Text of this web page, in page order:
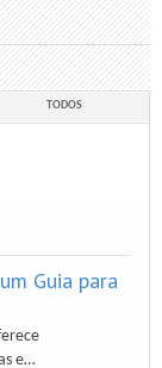
TODOS
Guia para
e…